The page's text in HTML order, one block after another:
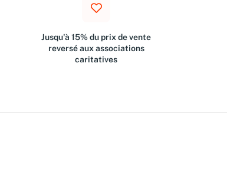
Jusqu'à 15% du prix de vente
reversé aux associations
caritatives